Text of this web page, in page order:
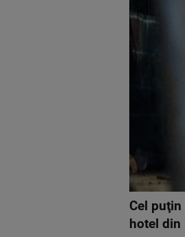
Cel
hotel